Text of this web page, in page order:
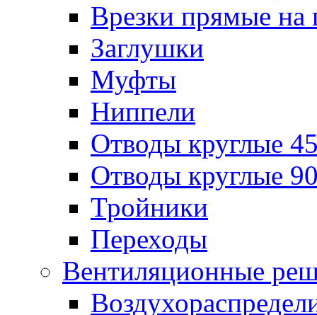
Врезки прямые на
Заглушки
Муфты
Ниппели
Отводы круглые
Отводы круглые
Тройники
Переходы
Вентиляционные